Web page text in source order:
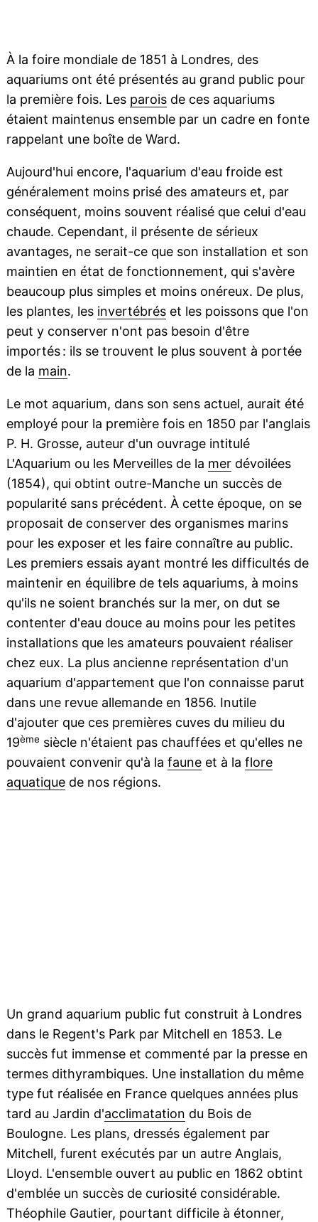
À la foire mondiale de 1851 à Londres, des
aquariums ont été présentés au grand public pour
la première fois. Les paroisde ces aquariums
étaient maintenus ensemble par un cadre en fonte
rappelant une boîte de Ward.
Aujourd'hui encore, l'aquarium d'eau froide est
généralement moins prisé des amateurs et, par
conséquent, moins souvent réalisé que celui d'eau
chaude. Cependant, il présente de sérieux
avantages, ne serait-ce que son installation et son
maintien en état de fonctionnement, qui s'avère
beaucoup plus simples et moins onéreux. De plus,
les plantes, les invertébréset les poissons que l'on
peut y conserver n'ont pas besoin d'être
importés : ils se trouvent le plus souvent à portée
de la main.
Le mot aquarium, dans son sens actuel, aurait été
employé pour la première fois en 1850 par l'anglais
P. H. Grosse, auteur d'un ouvrage intitulé
L'Aquarium ou les Merveilles de la merdévoilées
(1854), qui obtint outre-Manche un succès de
popularité sans précédent. À cette époque, on se
proposait de conserver des organismes marins
pour les exposer et les faire connaître au public.
Les premiers essais ayant montré les difficultés de
maintenir en équilibre de tels aquariums, à moins
qu'ils ne soient branchés sur la mer, on dut se
contenter d'eau douce au moins pour les petites
installations que les amateurs pouvaient réaliser
chez eux. La plus ancienne représentation d'un
aquarium d'appartement que l'on connaisse parut
dans une revue allemande en 1856. Inutile
d'ajouter que ces premières cuves du milieu du
19èmesiècle n'étaient pas chauffées et qu'elles ne
pouvaient convenir qu'à la fauneet à la flore
aquatiquede nos régions.
Un grand aquarium public fut construit à Londres
dans le Regent's Park par Mitchell en 1853. Le
succès fut immense et commenté par la presse en
termes dithyrambiques. Une installation du même
type fut réalisée en France quelques années plus
tard au Jardin d'acclimatation du Bois de
Boulogne. Les plans, dressés également par
Mitchell, furent exécutés par un autre Anglais,
Lloyd. L'ensemble ouvert au public en 1862 obtint
d'emblée un succès de curiosité considérable.
Théophile Gautier, pourtant difficile à étonner,